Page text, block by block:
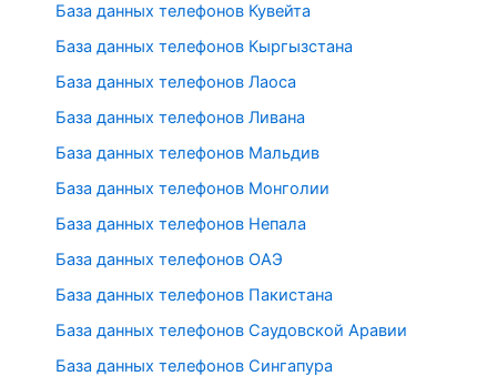
База данных телефонов Кувейта
База данных телефонов Кыргызстана
База данных телефонов Лаоса
База данных телефонов Ливана
База данных телефонов Мальдив
База данных телефонов Монголии
База данных телефонов Непала
База данных телефонов ОАЭ
База данных телефонов Пакистана
База данных телефонов Саудовской Аравии
База данных телефонов Сингапура